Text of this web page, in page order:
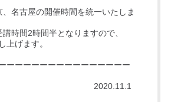
名古屋の開催時間を統一いたしま
時間2時間半となりますので、
上げます。
ーーーーーーーーーーーーーーー
各位 2020.11.1